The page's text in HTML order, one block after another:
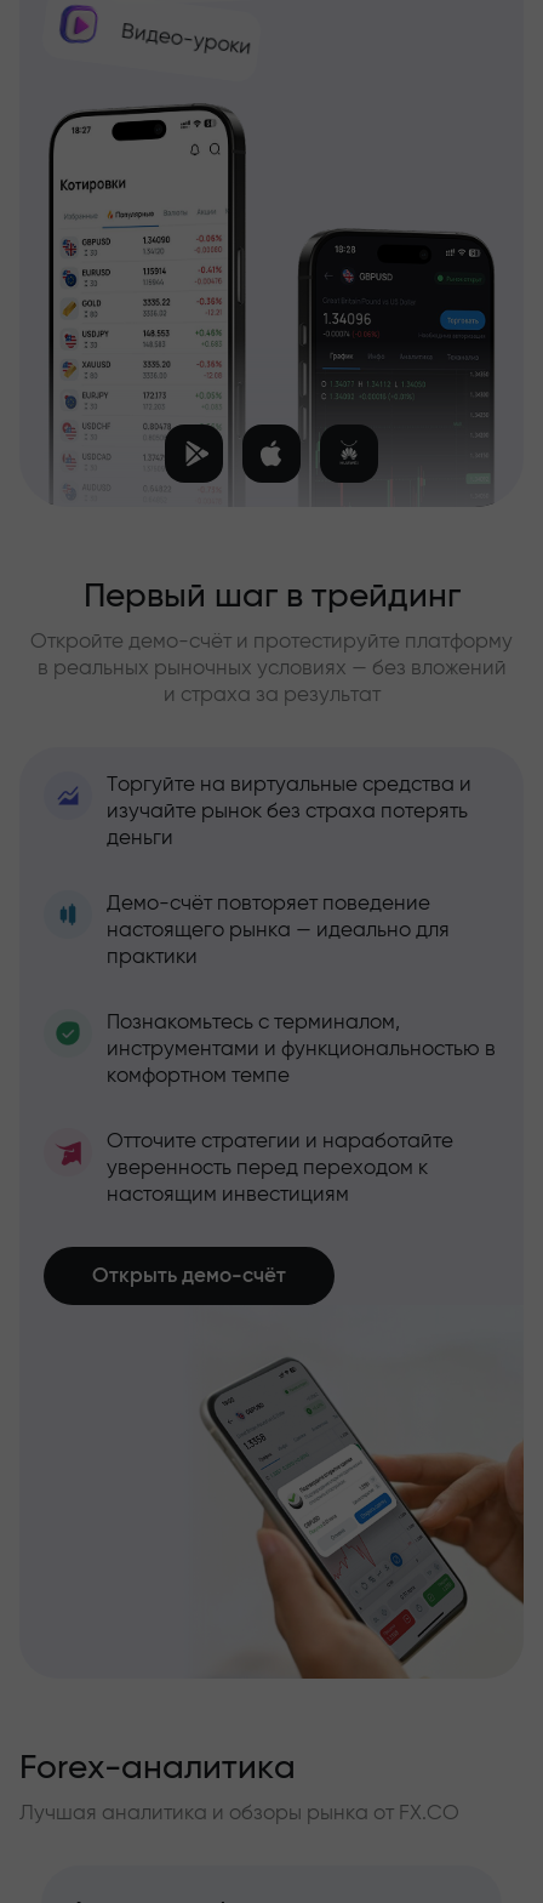
Видео-уроки
Первый шаг в трейдинг
Откройте демо-счёт и протестируйте платформу
в реальных рыночных условиях — без вложений
и страха за результат
Торгуйте на виртуальные средства и
изучайте рынок без страха потерять
деньги
Демо-счёт повторяет поведение
настоящего рынка — идеально для
практики
Познакомьтесь с терминалом,
инструментами и функциональностью в
комфортном темпе
Отточите стратегии и наработайте
уверенность перед переходом к
настоящим инвестициям
Открыть демо-счёт
Forex-аналитика
Лучшая аналитика и обзоры рынка от FX.CO